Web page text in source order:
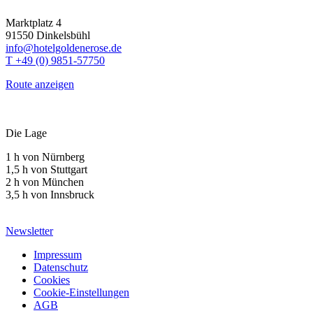
Marktplatz 4
91550 Dinkelsbühl
info@hotelgoldenerose.de
T +49 (0) 9851-57750
Route anzeigen
Die Lage
1 h von Nürnberg
1,5 h von Stuttgart
2 h von München
3,5 h von Innsbruck
Newsletter
Impressum
Datenschutz
Cookies
Cookie-Einstellungen
AGB